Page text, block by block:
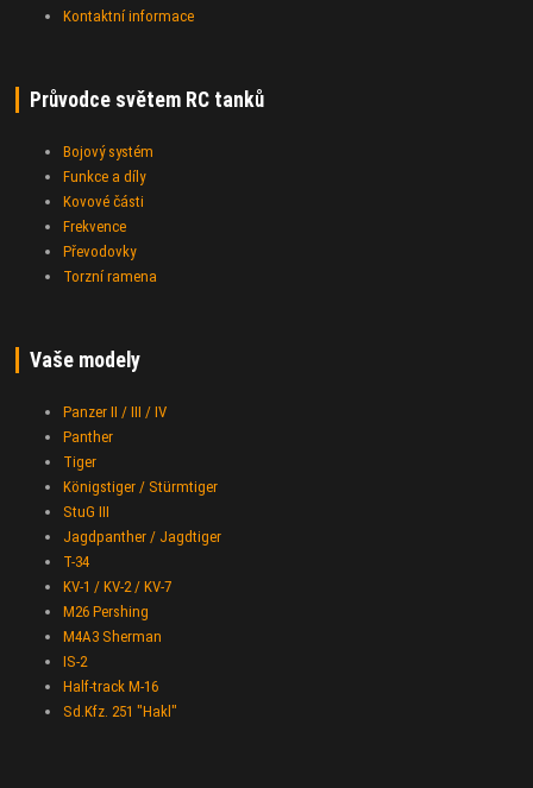
Kontaktní informace
Průvodce světem RC tanků
Bojový systém
Funkce a díly
Kovové části
Frekvence
Převodovky
Torzní ramena
Vaše modely
Panzer II / III / IV
Panther
Tiger
Königstiger / Stürmtiger
StuG III
Jagdpanther / Jagdtiger
T-34
KV-1 / KV-2 / KV-7
M26 Pershing
M4A3 Sherman
IS-2
Half-track M-16
Sd.Kfz. 251 "Hakl"